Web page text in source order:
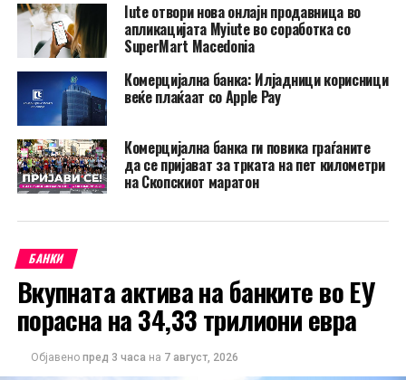
Iute отвори нова онлајн продавница во
апликацијата Myiute во соработка со
SuperMart Macedonia
Комерцијална банка: Илјадници корисници
веќе плаќаат со Apple Pay
Комерцијална банка ги повика граѓаните
да се пријават за трката на пет километри
на Скопскиот маратон
БАНКИ
Вкупната актива на банките во ЕУ
порасна на 34,33 трилиони евра
Објавено пред 3 часа на 7 август, 2026